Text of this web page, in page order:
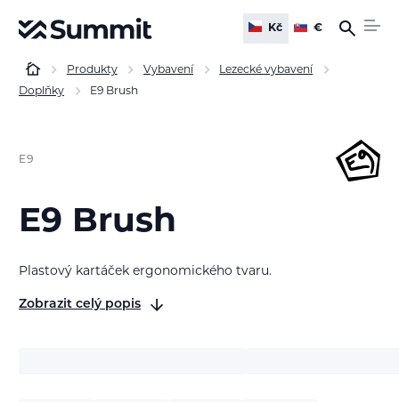
Kč €
Produkty Vybavení
Lezecké vybavení
Doplňky
E9 Brush
E9
E9 Brush
Plastový kartáček ergonomického tvaru.
Zobrazit celý popis